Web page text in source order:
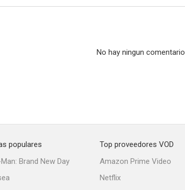
No hay ningun
populares
Brand New Day
Top proveedores VOD
Amazon Prime Video
Netflix